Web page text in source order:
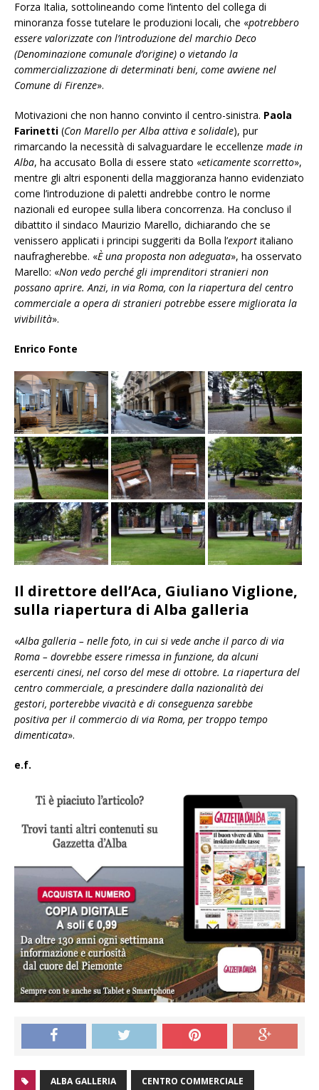
Forza Italia, sottolineando come l’intento del collega di
minoranza fosse tutelare le produzioni locali, che «potrebbero
essere valorizzate con l’introduzione del marchio Deco
(Denominazione comunale d’origine) o vietando la
commercializzazione di determinati beni, come avviene nel
Comune di Firenze».
Motivazioni che non hanno convinto il centro-sinistra. Paola
Farinetti (Con Marello per Alba attiva e solidale), pur
rimarcando la necessità di salvaguardare le eccellenze made in
Alba, ha accusato Bolla di essere stato «eticamente scorretto»,
mentre gli altri esponenti della maggioranza hanno evidenziato
come l’introduzione di paletti andrebbe contro le norme
nazionali ed europee sulla libera concorrenza. Ha concluso il
dibattito il sindaco Maurizio Marello, dichiarando che se
venissero applicati i principi suggeriti da Bolla l’export italiano
naufragherebbe. «È una proposta non adeguata», ha osservato
Marello: «Non vedo perché gli imprenditori stranieri non
possano aprire. Anzi, in via Roma, con la riapertura del centro
commerciale a opera di stranieri potrebbe essere migliorata la
vivibilità».
Enrico Fonte
Il direttore dell’Aca, Giuliano Viglione,
sulla riapertura di Alba galleria
«Alba galleria – nelle foto, in cui si vede anche il parco di via
Roma – dovrebbe essere rimessa in funzione, da alcuni
esercenti cinesi, nel corso del mese di ottobre. La riapertura del
centro commerciale, a prescindere dalla nazionalità dei
gestori, porterebbe vivacità e di conseguenza sarebbe
positiva per il commercio di via Roma, per troppo tempo
dimenticata».
e.f.
ALBA GALLERIA CENTRO COMMERCIALE